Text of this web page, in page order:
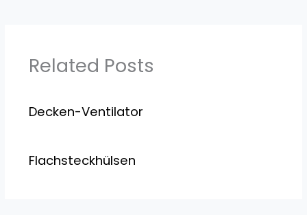
Related Posts
Decken-Ventilator
Flachsteckhülsen